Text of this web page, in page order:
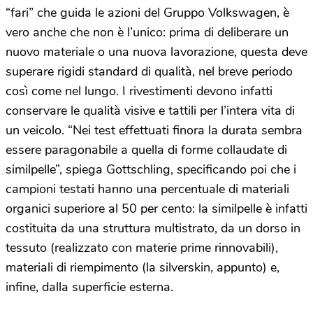
“fari” che guida le azioni del Gruppo Volkswagen, è
vero anche che non è l’unico: prima di deliberare un
nuovo materiale o una nuova lavorazione, questa deve
superare rigidi standard di qualità, nel breve periodo
così come nel lungo. I rivestimenti devono infatti
conservare le qualità visive e tattili per l’intera vita di
un veicolo. “Nei test effettuati finora la durata sembra
essere paragonabile a quella di forme collaudate di
similpelle”, spiega Gottschling, specificando poi che i
campioni testati hanno una percentuale di materiali
organici superiore al 50 per cento: la similpelle è infatti
costituita da una struttura multistrato, da un dorso in
tessuto (realizzato con materie prime rinnovabili),
materiali di riempimento (la silverskin, appunto) e,
infine, dalla superficie esterna.